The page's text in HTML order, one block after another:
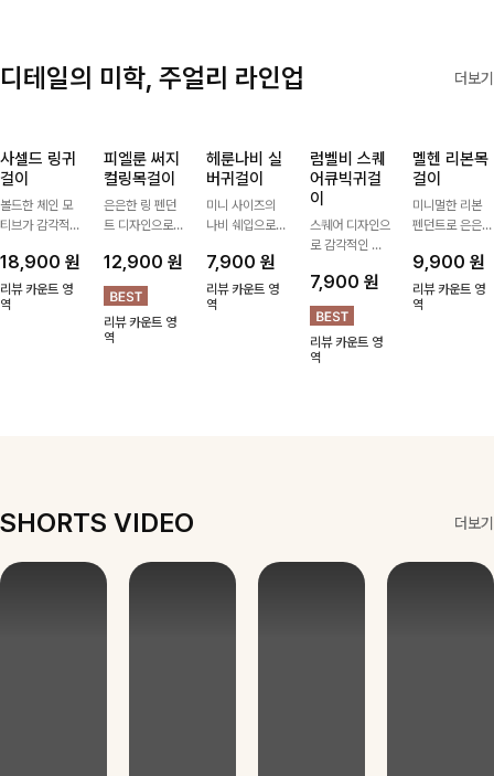
디테일의 미학, 주얼리 라인업 더보기
사셀드 링귀
걸이
볼드한 체인 모
티브가 감각적인
는 귀걸이- 심플
하면서도 존재감
있는 디자인으로
18,900 원
리뷰 카운트 영
역
피엘룬 써지
컬링목걸이
은은한 링 펜던
트 디자인으로
써지컬스틸 소재
로 변색 걱정 없
이 데일리로 착
용하기 좋아요-
12,900 원
리뷰 카운트 영
역
헤룬나비 실
버귀걸이
미니 사이즈의
나비 쉐입으로
내어줄 이어링,
과하지 않은 포
인트가 되어줘
7,900원
리뷰 카운트 영
역
럼벨비 스퀘
어큐빅귀걸
이
스퀘어 디자인으
로 감각적인 무
안에 큐빅을 담
아 더욱 고급스
럽게 연출되는
귀걸이에요~!
7,900 원
리뷰 카운트 영
역
멜헨 리본목
걸이
미니멀한 리본
펜던트로 은은한
는 목걸이예요.
골드, 실버 컬러
로 구성돼 어떤
9,900원
리뷰 카운트 영
역
SHORTS VIDEO 더보기